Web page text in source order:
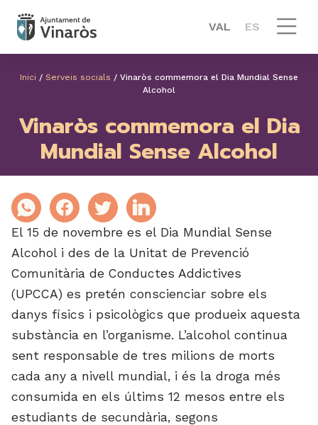
VAL ES
Inici / Serveis socials / Vinaròs commemora el Dia Mundial Sense
Alcohol
Vinaròs commemora el Dia
Mundial Sense Alcohol
El 15 de novembre es el Dia Mundial Sense
Alcohol i des de la Unitat de Prevenció
Comunitària de Conductes Addictives
(UPCCA) es pretén conscienciar sobre els
danys físics i psicològics que produeix aquesta
substància en l’organisme. L’alcohol continua
sent responsable de tres milions de morts
cada any a nivell mundial, i és la droga més
consumida en els últims 12 mesos entre els
estudiants de secundària, segons